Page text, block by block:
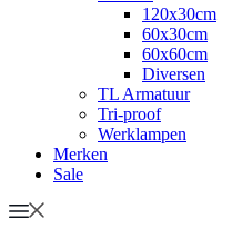
120x30cm
60x30cm
60x60cm
Diversen
TL Armatuur
Tri-proof
Werklampen
Merken
Sale